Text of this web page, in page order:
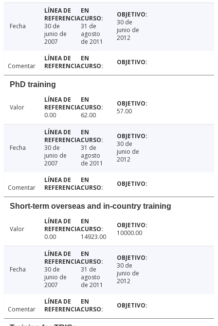
Fecha
30 de
junio de
2007
31 de
agosto
de 2011
30 de
junio de
2012
Comentar
PhD training
Valor
0.00
62.00 57.00
Fecha
30 de
junio de
2007
31 de
agosto
de 2011
30 de
junio de
2012
Comentar
Short-term overseas and in-country training
Valor
0.00
14923.00 10000.00
Fecha
30 de
junio de
2007
31 de
agosto
de 2011
30 de
junio de
2012
Comentar